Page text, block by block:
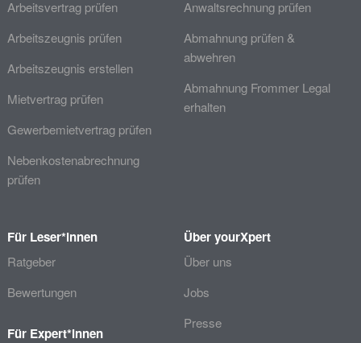
Arbeitsvertrag prüfen
Arbeitszeugnis prüfen
Arbeitszeugnis erstellen
Mietvertrag prüfen
Gewerbemietvertrag prüfen
Nebenkostenabrechnung
prüfen
Anwaltsrechnung prüfen
Abmahnung prüfen &
abwehren
Abmahnung Frommer Legal
erhalten
Für Leser*innen
Ratgeber
Bewertungen
Für Expert*innen
Über yourXpert
Über uns
Jobs
Presse